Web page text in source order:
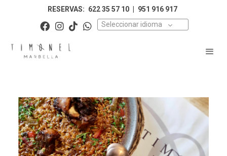
RESERVAS: 622 35 57 10
951 916 917
Seleccionar idioma